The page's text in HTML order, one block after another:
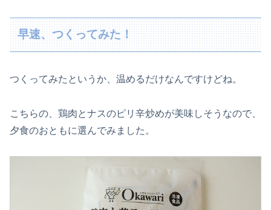
早速、つくってみた！
つくってみたというか、温めるだけなんですけどね。
こちらの、鶏肉とナスのピリ辛炒めが美味しそうなので、
夕食のおともに選んでみました。